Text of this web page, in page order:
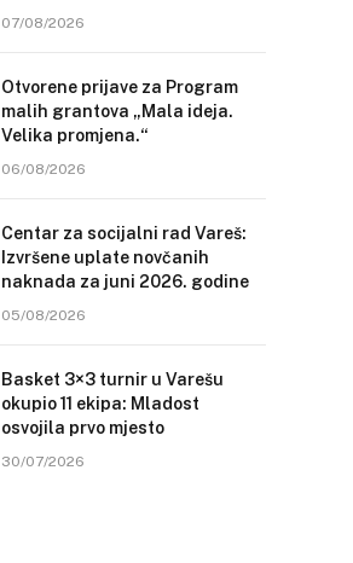
07/08/2026
Otvorene prijave za Program
malih grantova „Mala ideja.
Velika promjena.“
06/08/2026
Centar za socijalni rad Vareš:
Izvršene uplate novčanih
naknada za juni 2026. godine
05/08/2026
Basket 3×3 turnir u Varešu
okupio 11 ekipa: Mladost
osvojila prvo mjesto
30/07/2026